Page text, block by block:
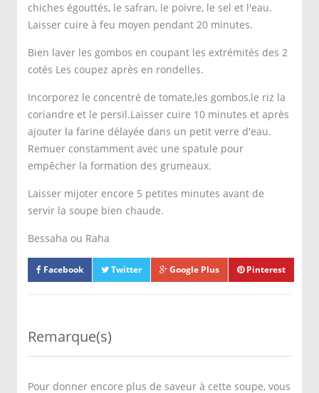
chiches égouttés, le safran, le poivre, le sel et l'eau.
Laisser cuire à feu moyen pendant 20 minutes.
Bien laver les gombos en coupant les extrémités des 2
cotés Les coupez après en rondelles.
Incorporez le concentré de tomate,les gombos,le riz la
coriandre et le persil.Laisser cuire 10 minutes et après
ajouter la farine délayée dans un petit verre d'eau.
Remuer constamment avec une spatule pour
empêcher la formation des grumeaux.
Laisser mijoter encore 5 petites minutes avant de
servir la soupe bien chaude.
Bessaha ou Raha
Facebook Twitter Google Plus Pinterest
Remarque(s)
Pour donner encore plus de saveur à cette soupe, vous